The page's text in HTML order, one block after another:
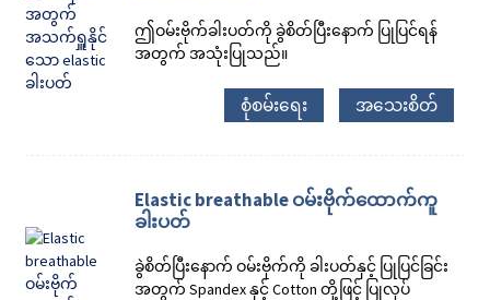
ဤဝမ်းဗိုက်ခါးပတ်ကို ခွဲစိတ်ပြီးနောက် ပြုပြင်ရန်
အတွက် အသုံးပြုသည်။
စုံစမ်းရေး အသေးစိတ်
Elastic breathable ဝမ်းဗိုက်ထောက်ကူ
ခါးပတ်
ခွဲစိတ်ပြီးနောက် ဝမ်းဗိုက်ကို ခါးပတ်နှင့် ပြုပြင်ခြင်း
အတွက် Spandex နှင့် Cotton တို့ဖြင့် ပြုလုပ်